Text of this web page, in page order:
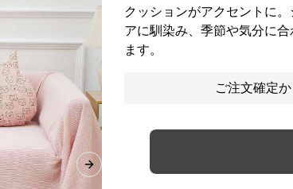
Next slide
クッションがアクセントに
アに馴染み、季節や気分に
ます。
ご注文確定